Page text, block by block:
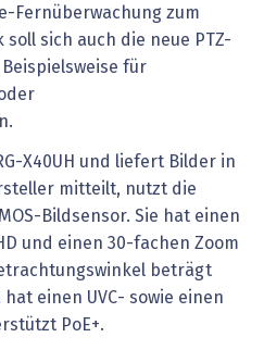
Fernüberwachung zum
soll sich auch die neue PTZ-
für
X40UH und liefert Bilder in
mitteilt, nutzt die
Bildsensor. Sie hat einen
und einen 30-fachen Zoom
beträgt
einen UVC- sowie einen
PoE+.